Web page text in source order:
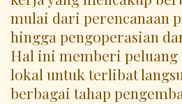
mulai dari perencanaan
hingga pengoperasian
Hal ini memberi peluang
lokal untuk terlibat
berbagai tahap